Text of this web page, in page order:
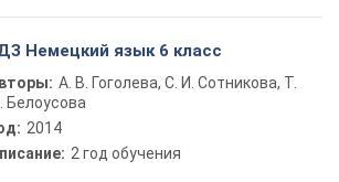
Немецкий язык 6 класс
А. В. Гоголева, С. И. Сотникова, Т.
Белоусова
2014
2 год обучения